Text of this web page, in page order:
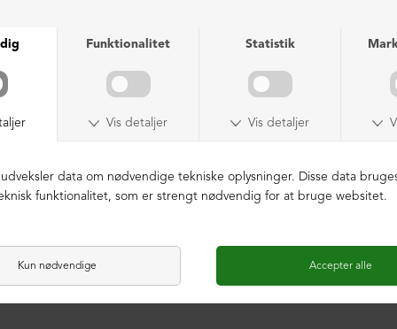
Oversize bluse med plisse
Oversize bluse med plisse